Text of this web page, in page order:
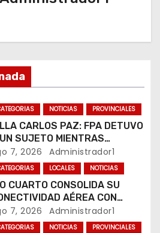
NOTICIAS PROVINCIALES
CARLOS PAZ: FPA DETUVO
SUJETO MIENTRAS
COCAÍNA Y
EN UNA PLAZA
7, 2026 Administrador1
LOCALES NOTICIAS
CUARTO CONSOLIDA SU
AÉREA CON
VUELOS SEMANALES A
AIRES
7, 2026 Administrador1
NOTICIAS PROVINCIALES